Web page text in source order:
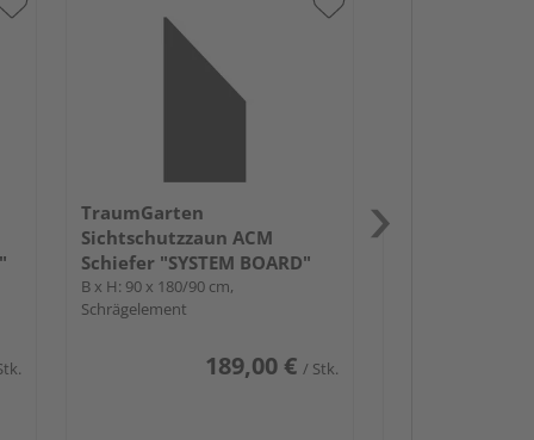
TraumGarten
Sichtschutzzaun ACM
Schiefer "SYSTEM BOARD"
B x H: 90 x 180/90 cm,
Schrägelement
189,00 € / Stk.